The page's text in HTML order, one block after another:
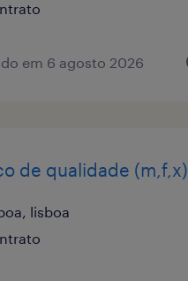
em 6 agosto 2026
de qualidade (m,f,x)
lisboa